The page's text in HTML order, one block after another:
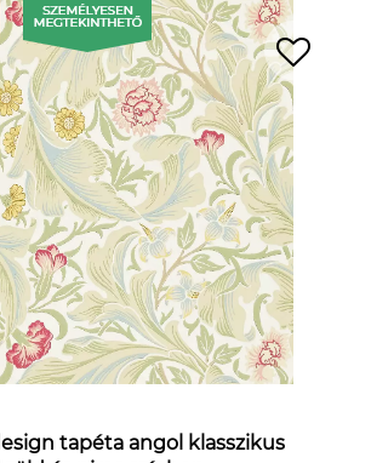
tapéta angol klasszikus